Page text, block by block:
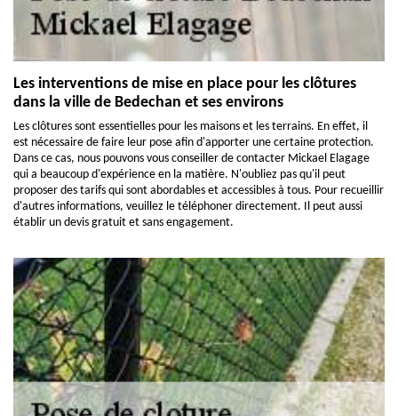
Les interventions de mise en place pour les clôtures
dans la ville de Bedechan et ses environs
Les clôtures sont essentielles pour les maisons et les terrains. En effet, il
est nécessaire de faire leur pose afin d'apporter une certaine protection.
Dans ce cas, nous pouvons vous conseiller de contacter Mickael Elagage
qui a beaucoup d'expérience en la matière. N'oubliez pas qu'il peut
proposer des tarifs qui sont abordables et accessibles à tous. Pour recueillir
d'autres informations, veuillez le téléphoner directement. Il peut aussi
établir un devis gratuit et sans engagement.